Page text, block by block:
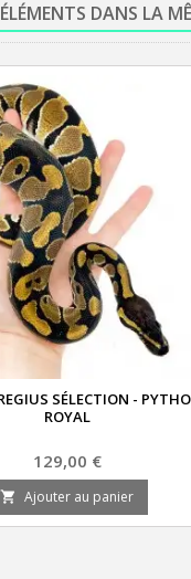
DANS LA
SÉLECTION -
ROYAL
Prix
129,00 €
 Ajouter au panier